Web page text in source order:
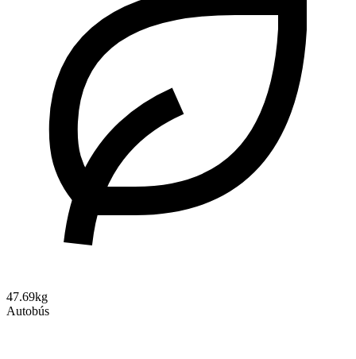
47.69kg
Autobús